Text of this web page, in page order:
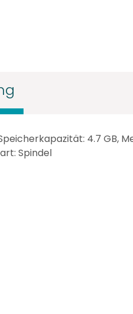
4.7 GB,
Spindel